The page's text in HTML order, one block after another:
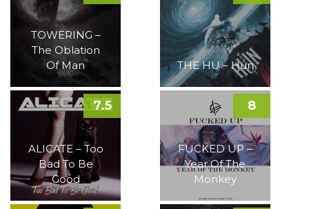
TOWERING –
The Oblation
Of Man
THE HU – Hun
ALICATE – Too
Bad To Be
Good
7.5
FUCKED UP –
Year Of The
Monkey
8